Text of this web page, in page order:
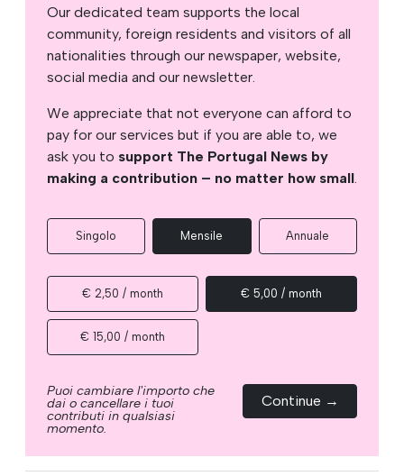
Our dedicated team supports the local
community, foreign residents and visitors of all
nationalities through our newspaper, website,
social media and our newsletter.
We appreciate that not everyone can afford to
pay for our services but if you are able to, we
ask you to support The Portugal News by
making a contribution – no matter how small.
Singolo Mensile Annuale
€ 2,50 / month € 5,00 / month
€ 15,00 / month
Puoi cambiare l'importo che
dai o cancellare i tuoi
contributi in qualsiasi
momento.
Continue →